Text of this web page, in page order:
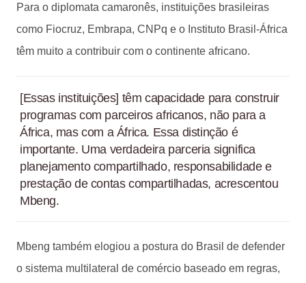
Para o diplomata camaronês, instituições brasileiras
como Fiocruz, Embrapa, CNPq e o Instituto Brasil-África
têm muito a contribuir com o continente africano.
[Essas instituições] têm capacidade para construir
programas com parceiros africanos, não para a
África, mas com a África. Essa distinção é
importante. Uma verdadeira parceria significa
planejamento compartilhado, responsabilidade e
prestação de contas compartilhadas, acrescentou
Mbeng.
Mbeng também elogiou a postura do Brasil de defender
o sistema multilateral de comércio baseado em regras,